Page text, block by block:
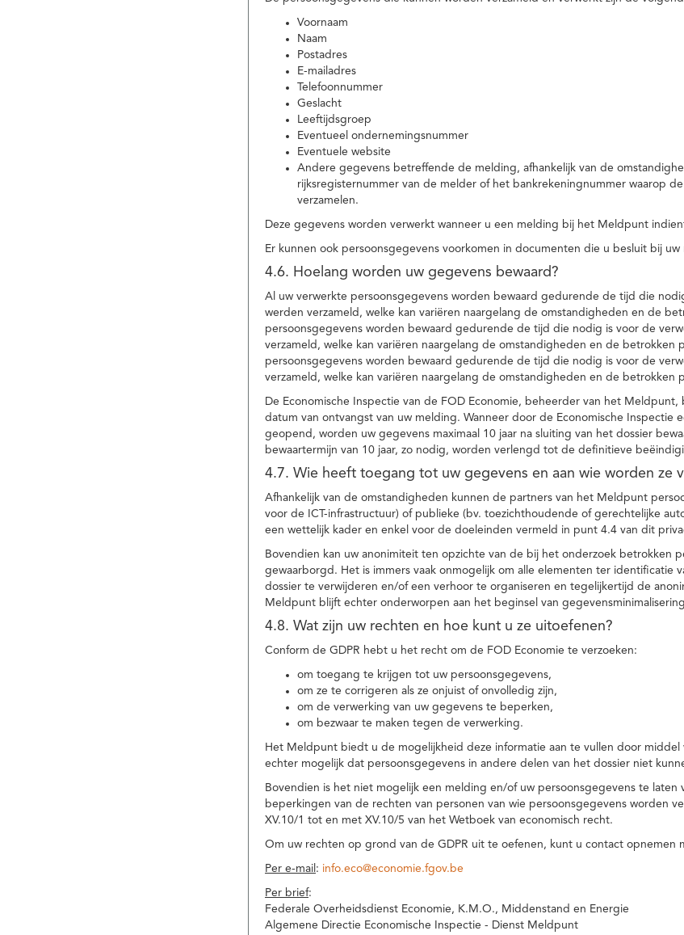
Voornaam
Naam
Postadres
E-mailadres
Telefoonnummer
Geslacht
Leeftijdsgroep
Eventueel ondernemingsnummer
Eventuele website
Andere gegevens betreffende de melding, afhankelijk van de
rijksregisternummer van de melder of het bankrekeningnummer waarop
verzamelen.
Deze gegevens worden verwerkt wanneer u een melding bij het Meldpunt
Er kunnen ook persoonsgegevens voorkomen in documenten die u besluit bij
4.6. Hoelang worden uw gegevens bewaard?
Al uw verwerkte persoonsgegevens worden bewaard gedurende de tijd die
werden verzameld, welke kan variëren naargelang de omstandigheden en de
persoonsgegevens worden bewaard gedurende de tijd die nodig is voor de
verzameld, welke kan variëren naargelang de omstandigheden en de betrokken
persoonsgegevens worden bewaard gedurende de tijd die nodig is voor de
verzameld, welke kan variëren naargelang de omstandigheden en de betrokken
De Economische Inspectie van de FOD Economie, beheerder van het Meldpunt,
datum van ontvangst van uw melding. Wanneer door de Economische
geopend, worden uw gegevens maximaal 10 jaar na sluiting van het dossier
bewaartermijn van 10 jaar, zo nodig, worden verlengd tot de definitieve
4.7. Wie heeft toegang tot uw gegevens en aan wie worden ze
Afhankelijk van de omstandigheden kunnen de partners van het Meldpunt
voor de ICT-infrastructuur) of publieke (bv. toezichthoudende of gerechtelijke
een wettelijk kader en enkel voor de doeleinden vermeld in punt 4.4 van dit
Bovendien kan uw anonimiteit ten opzichte van de bij het onderzoek betrokken
gewaarborgd. Het is immers vaak onmogelijk om alle elementen ter identificatie
dossier te verwijderen en/of een verhoor te organiseren en tegelijkertijd de
Meldpunt blijft echter onderworpen aan het beginsel van
4.8. Wat zijn uw rechten en hoe kunt u ze uitoefenen?
Conform de GDPR hebt u het recht om de FOD Economie te verzoeken:
om toegang te krijgen tot uw persoonsgegevens,
om ze te corrigeren als ze onjuist of onvolledig zijn,
om de verwerking van uw gegevens te beperken,
om bezwaar te maken tegen de verwerking.
Het Meldpunt biedt u de mogelijkheid deze informatie aan te vullen door
echter mogelijk dat persoonsgegevens in andere delen van het dossier niet
Bovendien is het niet mogelijk een melding en/of uw persoonsgegevens te
beperkingen van de rechten van personen van wie persoonsgegevens worden
XV.10/1 tot en met XV.10/5 van het Wetboek van economisch recht.
Om uw rechten op grond van de GDPR uit te oefenen, kunt u contact opnemen
Per e-mail : info.eco@economie.fgov.be
Per brief:
Federale Overheidsdienst Economie, K.M.O., Middenstand en Energie
Algemene Directie Economische Inspectie - Dienst Meldpunt